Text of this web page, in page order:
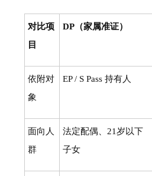
对比项
目
DP（家属准证）
依附对
象
EP / S Pass 持有人
面向人
群
法定配偶、21岁以下
子女